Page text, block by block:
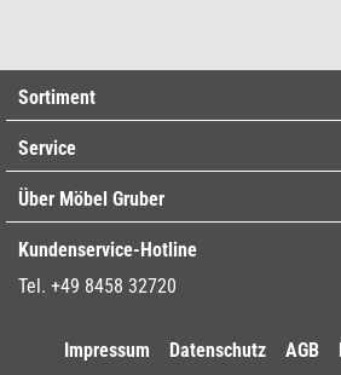
Sortiment
Service
Über Möbel Gruber
Kundenservice-Hotline
Tel. +49 8458 32720
Impressum Datenschutz AGB